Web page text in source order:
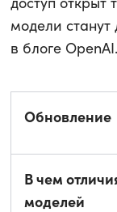
модели
в блоге OpenAI.
Обновление
В чем
моделей